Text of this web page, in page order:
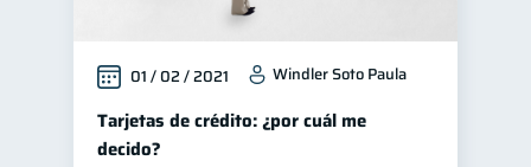
01 / 02 / 2021 Windler Soto Paula
Tarjetas de crédito: ¿por cuál me
decido?